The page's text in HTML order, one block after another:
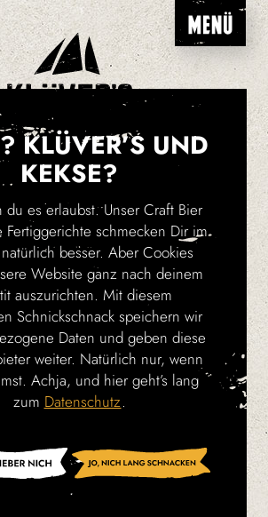
04524 706040
04524 7060429
info@kluevers.com
KLÜVER’S UND
KEKSE?
du es erlaubst. Unser Craft Bier
Fertiggerichte schmecken Dir im
besser. Aber Cookies
Website ganz nach deinem
auszurichten. Mit diesem
Schnickschnack speichern wir
Daten und geben diese
weiter. Natürlich nur, wenn
Achja, und hier geht’s lang
zum Datenschutz.